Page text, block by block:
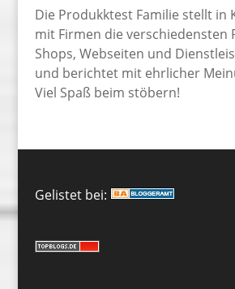
Die Produkktest Familie stellt in
mit Firmen die verschiedensten
Shops, Webseiten und
und berichtet mit ehrlicher
Viel Spaß beim stöbern!
Gelistet bei: